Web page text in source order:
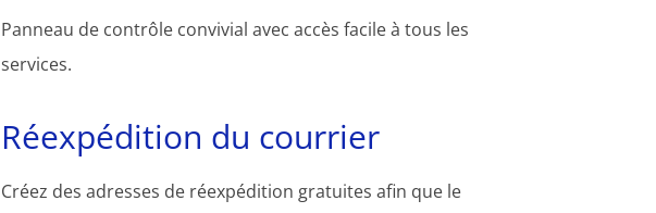
Panneau de contrôle convivial avec accès facile à tous les
services.
Réexpédition du courrier
Créez des adresses de réexpédition gratuites afin que le